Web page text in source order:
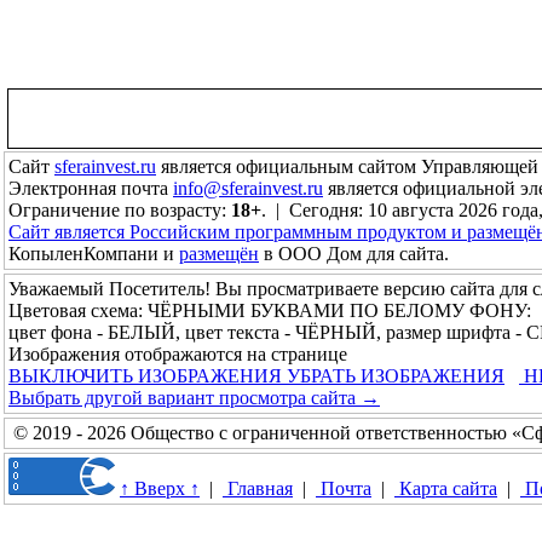
Сайт sferainvest.ru является официальным сайтом
Электронная почта info@sferainvest.ru является официальной
Ограничение по возрасту: 18+. | Сегодня: 10 августа 2026
Сайт является Российским программным продуктом и
КопыленКомпани и размещён в ООО Дом для сайта.
Уважаемый Посетитель! Вы просматриваете версию сайта для
Цветовая схема: ЧЁРНЫМИ БУКВАМИ ПО БЕЛОМУ ФОНУ:
цвет фона - БЕЛЫЙ, цвет текста - ЧЁРНЫЙ, размер шрифта
Изображения отображаются на странице
ВЫКЛЮЧИТЬ ИЗОБРАЖЕНИЯ УБРАТЬ ИЗОБРАЖЕНИЯ
Выбрать другой вариант просмотра сайта →
© 2019 - 2026 Общество с ограниченной ответственностью
↑ Вверх ↑ | Главная | Почта | Карта сайта |